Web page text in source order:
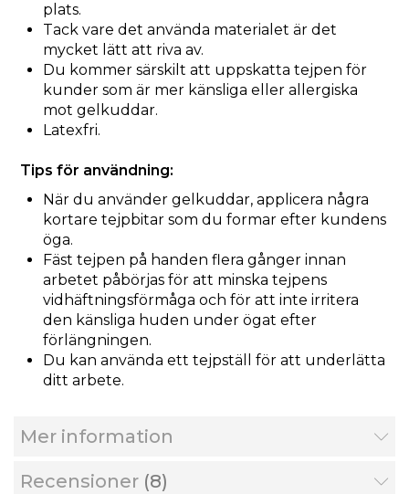
plats.
Tack vare det använda materialet är det
mycket lätt att riva av.
Du kommer särskilt att uppskatta tejpen för
kunder som är mer känsliga eller allergiska
mot gelkuddar.
Latexfri.
Tips för användning:
När du använder gelkuddar, applicera några
kortare tejpbitar som du formar efter kundens
öga.
Fäst tejpen på handen flera gånger innan
arbetet påbörjas för att minska tejpens
vidhäftningsförmåga och för att inte irritera
den känsliga huden under ögat efter
förlängningen.
Du kan använda ett tejpställ för att underlätta
ditt arbete.
Mer information
Recensioner 8